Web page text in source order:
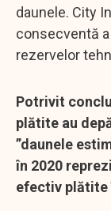
daunele. City
consecventă
rezervelor
Potrivit
plătite au
”daunele
în 2020
efectiv plătite